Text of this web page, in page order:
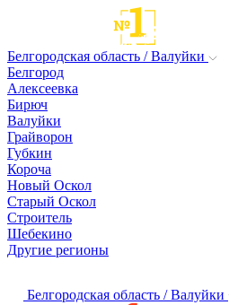
Белгородская область / Валуйки
Белгород
Алексеевка
Бирюч
Валуйки
Грайворон
Губкин
Короча
Новый Оскол
Старый Оскол
Строитель
Шебекино
Другие регионы
Белгородская область / Валуйки